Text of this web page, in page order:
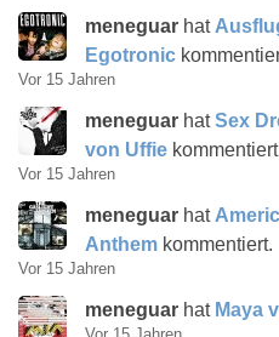
meneguar hat
Egotronic
Vor 15 Jahren
meneguar hatSex
von Uffie
Vor 15 Jahren
meneguar hat
Anthem kommentiert.
Vor 15 Jahren
meneguar hat Maya